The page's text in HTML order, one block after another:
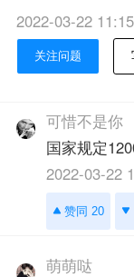
2022-03-22 11:15
关注问题
可惜不是你
国家规定
2022-03-22
赞同 20
萌萌哒